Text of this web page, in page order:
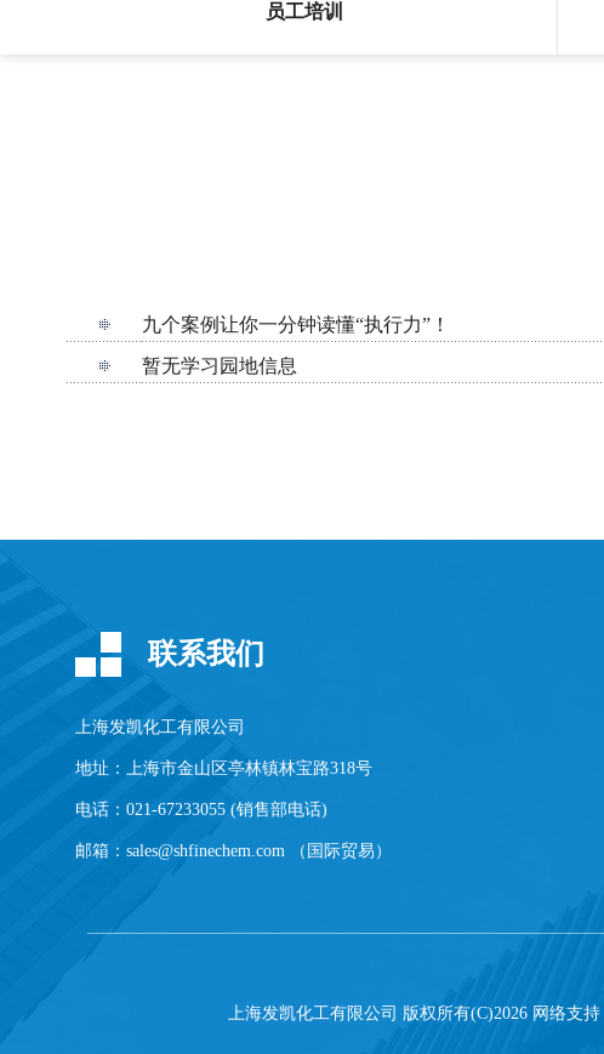
员工培训
九个案例让你一分钟读懂“执行力”！
暂无学习园地信息
联系我们
上海发凯化工有限公司
地址：上海市金山区亭林镇林宝路318号
电话：021-67233055 (销售部电话)
邮箱： sales@shfinechem.com （国际贸易）
上海发凯化工有限公司 版权所有(C)2026 网络支持